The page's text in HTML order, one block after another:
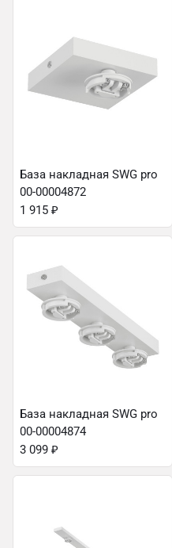
База накладная SWG pro
00-00004872
1 915 ₽
База накладная SWG pro
00-00004874
3 099 ₽